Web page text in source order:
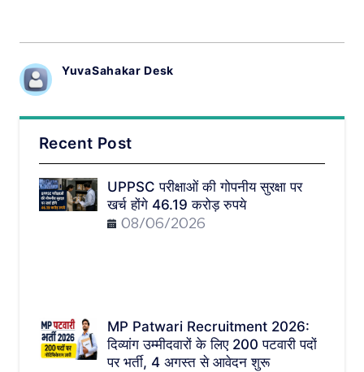
YuvaSahakar Desk
Recent Post
UPPSC परीक्षाओं की गोपनीय सुरक्षा पर
खर्च होंगे 46.19 करोड़ रुपये
08/06/2026
MP Patwari Recruitment 2026:
दिव्यांग उम्मीदवारों के लिए 200 पटवारी पदों
पर भर्ती, 4 अगस्त से आवेदन शुरू